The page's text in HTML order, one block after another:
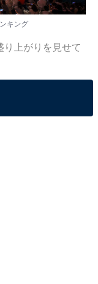
キング
り上がりを見せて
7月11日の期間、
全国の花火大会に